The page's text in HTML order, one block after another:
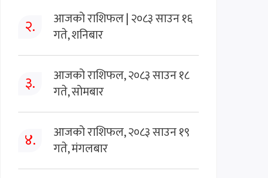
२.
आजको राशिफल | २०८३ साउन १६
गते, शनिबार
३.
आजको राशिफल, २०८३ साउन १८
गते, सोमबार
४.
आजको राशिफल, २०८३ साउन १९
गते, मंगलबार